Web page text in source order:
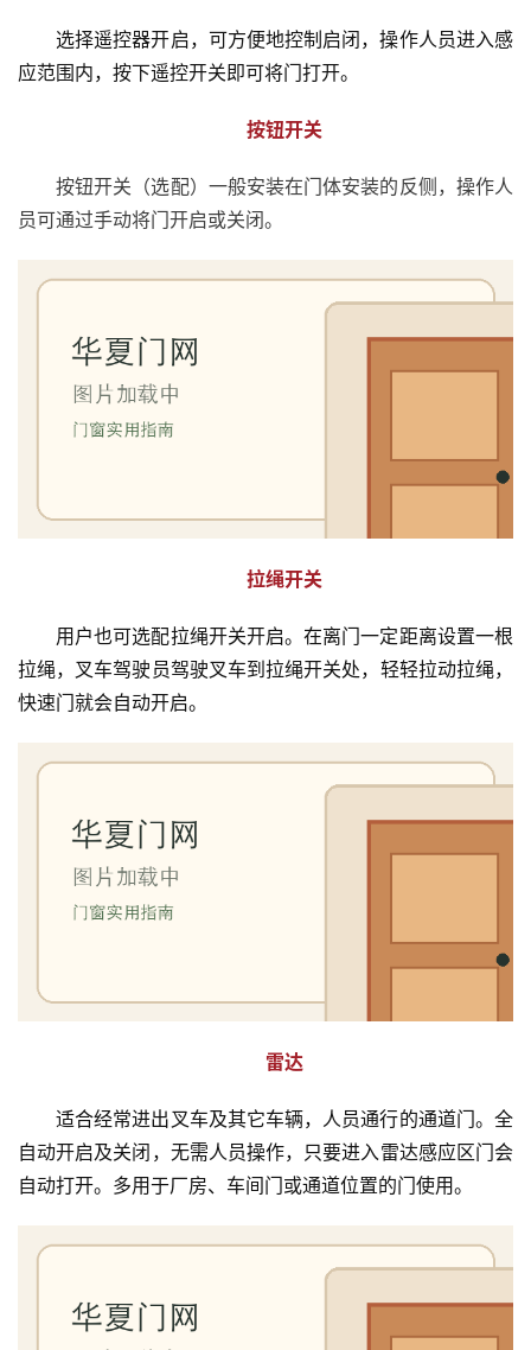
门
门
院
选择遥控器开启，可方便地控制启闭，操作人员进入感
应范围内，按下遥控开关即可将门打开。
按钮开关
按钮开关（选配）一般安装在门体安装的反侧，操作人
员可通过手动将门开启或关闭。
拉绳开关
用户也可选配拉绳开关开启。在离门一定距离设置一根
拉绳，叉车驾驶员驾驶叉车到拉绳开关处，轻轻拉动拉绳，
快速门就会自动开启。
雷达
适合经常进出叉车及其它车辆，人员通行的通道门。全
自动开启及关闭，无需人员操作，只要进入雷达感应区门会
自动打开。多用于厂房、车间门或通道位置的门使用。